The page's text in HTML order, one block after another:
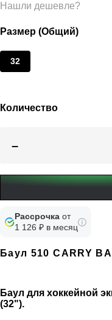
Нашли дешевле?
Размер (Общий)
32
Количество
–
Рассрочка от
1 126 ₽ в месяц
Баул 510 CARRY
Баул для хоккейной
(32").